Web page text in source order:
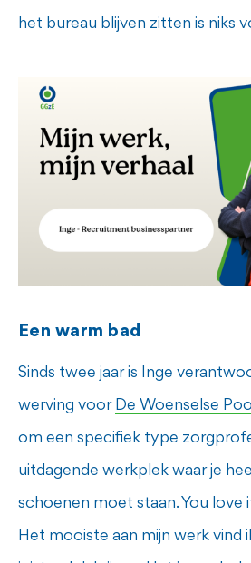
het bureau blijven zitten is niks
Een warm bad
Sinds twee jaar is Inge
werving voor De Woenselse
om een specifiek type
uitdagende werkplek waar je
schoenen moet staan. You love
Het mooiste aan mijn werk vind